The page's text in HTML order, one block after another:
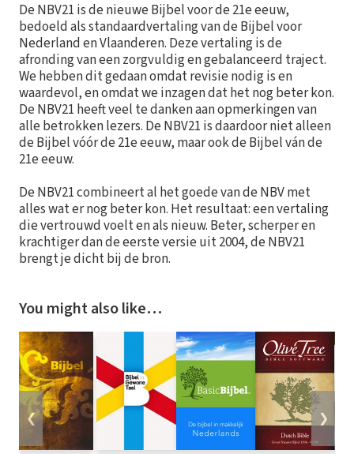
De NBV21 is de nieuwe Bijbel voor de 21e eeuw,
bedoeld als standaardvertaling van de Bijbel voor
Nederland en Vlaanderen. Deze vertaling is de
afronding van een zorgvuldig en gebalanceerd traject.
We hebben dit gedaan omdat revisie nodig is en
waardevol, en omdat we inzagen dat het nog beter kon.
De NBV21 heeft veel te danken aan opmerkingen van
alle betrokken lezers. De NBV21 is daardoor niet alleen
de Bijbel vóór de 21e eeuw, maar ook de Bijbel ván de
21e eeuw.
De NBV21 combineert al het goede van de NBV met
alles wat er nog beter kon. Het resultaat: een vertaling
die vertrouwd voelt en als nieuw. Beter, scherper en
krachtiger dan de eerste versie uit 2004, de NBV21
brengt je dicht bij de bron.
You might also like…
❮ ❯